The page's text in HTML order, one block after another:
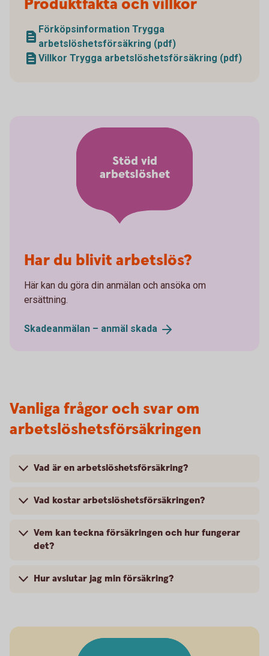
Produktfakta och villkor
Förköpsinformation Trygga
arbetslöshetsförsäkring (pdf)
Villkor Trygga arbetslöshetsförsäkring (pdf)
Stöd vid
arbetslöshet
Har du blivit arbetslös?
Här kan du göra din anmälan och ansöka om
ersättning.
Skadeanmälan – anmäl skada
Vanliga frågor och svar om
arbetslöshetsförsäkringen
Vad är en arbetslöshetsförsäkring?
Vad kostar arbetslöshetsförsäkringen?
Vem kan teckna försäkringen och hur fungerar
det?
Hur avslutar jag min försäkring?